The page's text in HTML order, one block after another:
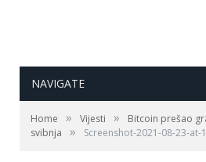
NAVIGATE
Home » Vijesti »
Bitcoin prešao
svibnja
» Screenshot-2021-08-23-at-